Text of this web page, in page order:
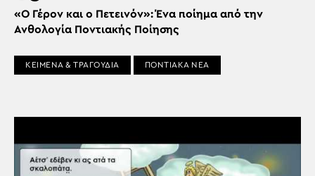
«Ο Γέρον και ο Πετεινόν»: Ένα ποίημα από την
Ανθολογία Ποντιακής Ποίησης
ΚΕΙΜΕΝΑ & ΤΡΑΓΟΥΔΙΑ ΠΟΝΤΙΑΚΑ ΝΕΑ